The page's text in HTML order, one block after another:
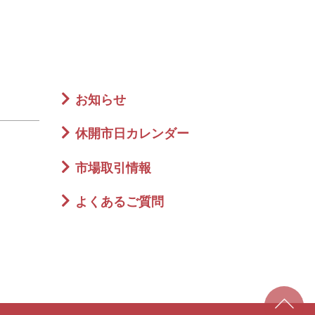
お知らせ
休開市日カレンダー
市場取引情報
よくあるご質問